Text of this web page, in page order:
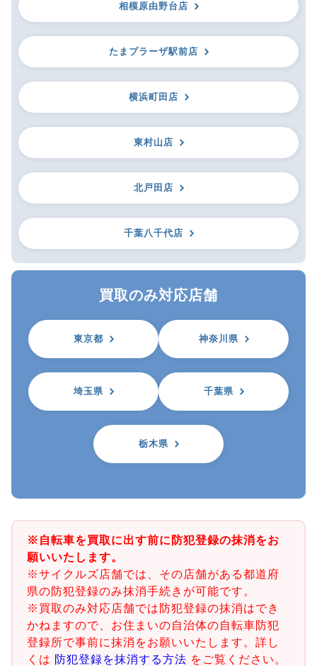
相模原由野台店
たまプラーザ駅前店
横浜町田店
東村山店
北戸田店
千葉八千代店
買取のみ対応店舗
東京都 神奈川県
埼玉県 千葉県
栃木県
※自転車を買取に出す前に防犯登録の抹消をお
願いいたします。
※サイクルズ店舗では、その店舗がある都道府
県の防犯登録のみ抹消手続きが可能です。
※買取のみ対応店舗では防犯登録の抹消はでき
かねますので、お住まいの自治体の自転車防犯
登録所で事前に抹消をお願いいたします。詳し
くは 防犯登録を抹消する方法 をご覧ください。